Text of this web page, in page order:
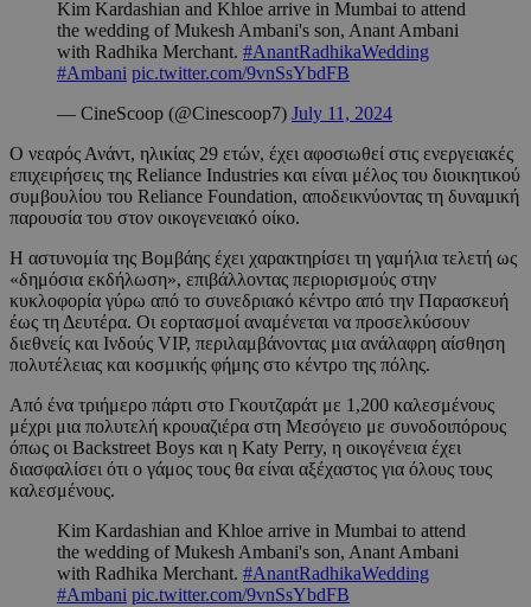
Kim Kardashian and Khloe arrive in Mumbai to attend
the wedding of Mukesh Ambani's son, Anant Ambani
with Radhika Merchant. #AnantRadhikaWedding
#Ambani pic.twitter.com/9vnSsYbdFB
— CineScoop (@Cinescoop7) July 11, 2024
Ο νεαρός Ανάντ, ηλικίας 29 ετών, έχει αφοσιωθεί στις ενεργειακές
επιχειρήσεις της Reliance Industries και είναι μέλος του διοικητικού
συμβουλίου του Reliance Foundation, αποδεικνύοντας τη δυναμική
παρουσία του στον οικογενειακό οίκο.
Η αστυνομία της Βομβάης έχει χαρακτηρίσει τη γαμήλια τελετή ως
«δημόσια εκδήλωση», επιβάλλοντας περιορισμούς στην
κυκλοφορία γύρω από το συνεδριακό κέντρο από την Παρασκευή
έως τη Δευτέρα. Οι εορτασμοί αναμένεται να προσελκύσουν
διεθνείς και Ινδούς VIP, περιλαμβάνοντας μια ανάλαφρη αίσθηση
πολυτέλειας και κοσμικής φήμης στο κέντρο της πόλης.
Από ένα τριήμερο πάρτι στο Γκουτζαράτ με 1,200 καλεσμένους
μέχρι μια πολυτελή κρουαζιέρα στη Μεσόγειο με συνοδοιπόρους
όπως οι Backstreet Boys και η Katy Perry, η οικογένεια έχει
διασφαλίσει ότι ο γάμος τους θα είναι αξέχαστος για όλους τους
καλεσμένους.
Kim Kardashian and Khloe arrive in Mumbai to attend
the wedding of Mukesh Ambani's son, Anant Ambani
with Radhika Merchant. #AnantRadhikaWedding
#Ambani pic.twitter.com/9vnSsYbdFB